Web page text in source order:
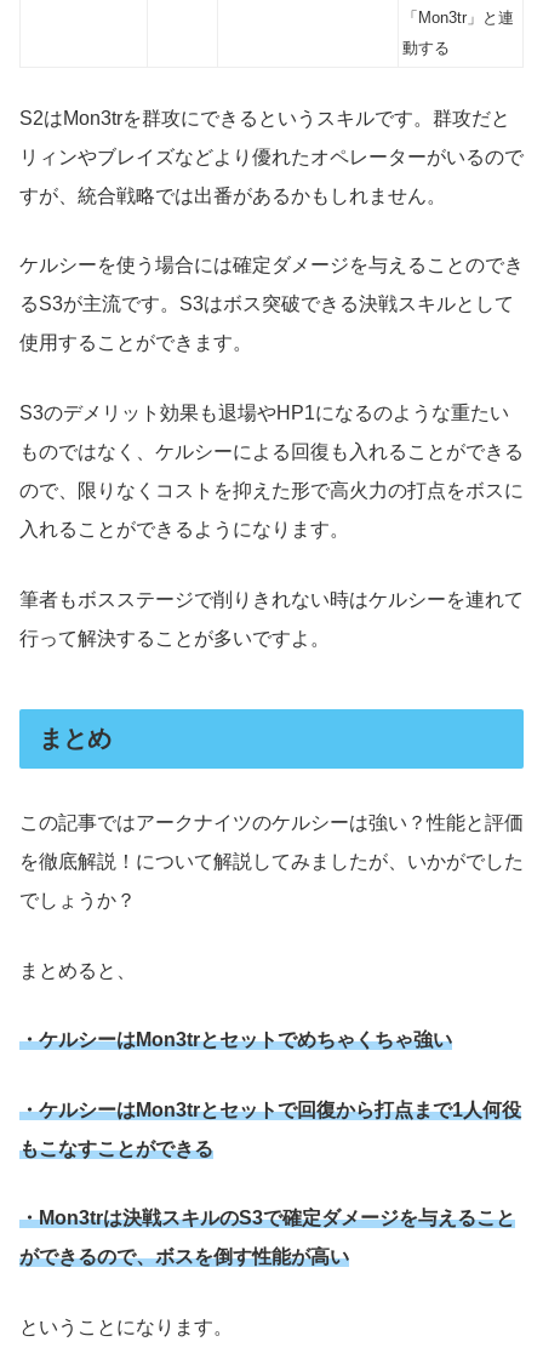
「Mon3tr」と 連
動する
S2はMon3trを群攻にできるというスキルです。群攻だと
リィンやブレイズなどより優れたオペレーターがいるので
すが、統合戦略では出番があるかもしれません。
ケルシーを使う場合には確定ダメージを与えることのでき
るS3が主流です。S3はボス突破できる決戦スキルとして
使用することができます。
S3のデメリット効果も退場やHP1になるのような重たい
ものではなく、ケルシーによる回復も入れることができる
ので、限りなくコストを抑えた形で高火力の打点をボスに
入れることができるようになります。
筆者もボスステージで削りきれない時はケルシーを連れて
行って解決することが多いですよ。
まとめ
この記事ではアークナイツのケルシーは強い？性能と評価
を徹底解説！について解説してみましたが、いかがでした
でしょうか？
まとめると、
・ケルシーはMon3trとセットでめちゃくちゃ強い
・ケルシーはMon3trとセットで回復から打点まで1人何役
もこなすことができる
・Mon3trは決戦スキルのS3で確定ダメージを与えること
ができるので、ボスを倒す性能が高い
ということになります。